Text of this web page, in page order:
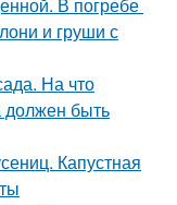
В погребе
и груши с
На что
должен быть
Капустная